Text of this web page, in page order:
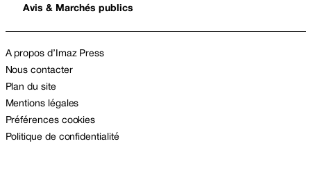
Avis & Marchés publics
A propos d’Imaz Press
Nous contacter
Plan du site
Mentions légales
Préférences cookies
Politique de confidentialité